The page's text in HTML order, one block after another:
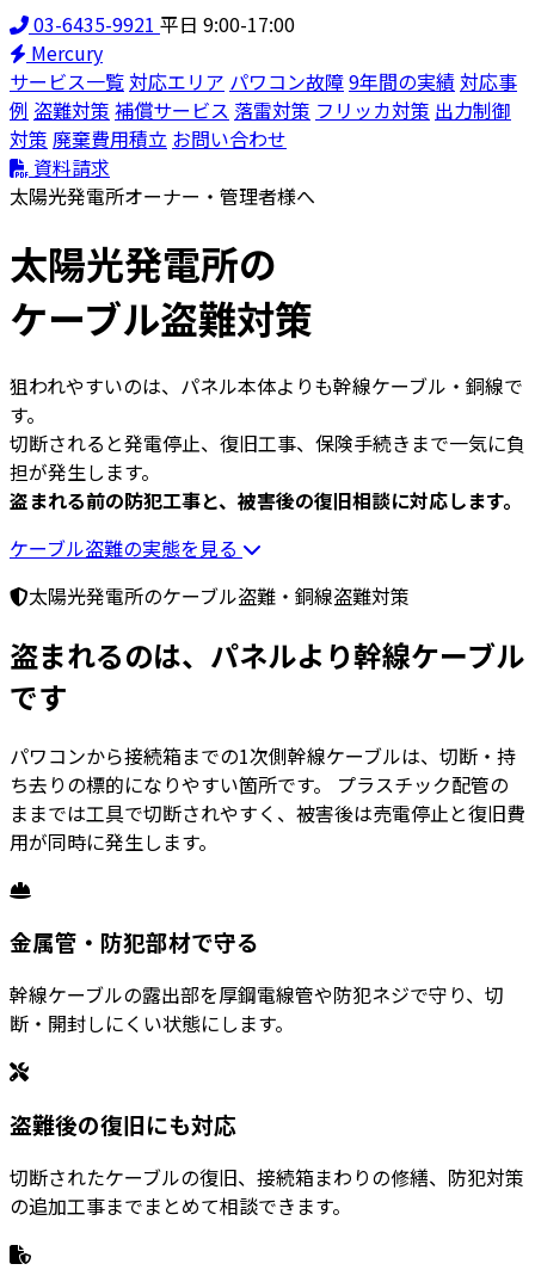
03-6435-9921 平日 9:00-17:00
Mercury
サービス一覧対応エリア パワコン故障9年間の実績対応事
例 盗難対策 補償サービス 落雷対策 フリッカ対策 出力制御
対策 廃棄費用積立 お問い合わせ
資料請求
太陽光発電所オーナー・管理者様へ
太陽光発電所の
ケーブル盗難対策
狙われやすいのは、パネル本体よりも幹線ケーブル・銅線で
す。
切断されると発電停止、復旧工事、保険手続きまで一気に負
担が発生します。
盗まれる前の防犯工事と、被害後の復旧相談に対応します。
ケーブル盗難の実態を見る
太陽光発電所のケーブル盗難・銅線盗難対策
盗まれるのは、パネルより幹線ケーブル
です
パワコンから接続箱までの1次側幹線ケーブルは、切断・持
ち去りの標的になりやすい箇所です。 プラスチック配管の
ままでは工具で切断されやすく、被害後は売電停止と復旧費
用が同時に発生します。
金属管・防犯部材で守る
幹線ケーブルの露出部を厚鋼電線管や防犯ネジで守り、切
断・開封しにくい状態にします。
盗難後の復旧にも対応
切断されたケーブルの復旧、接続箱まわりの修繕、防犯対策
の追加工事までまとめて相談できます。